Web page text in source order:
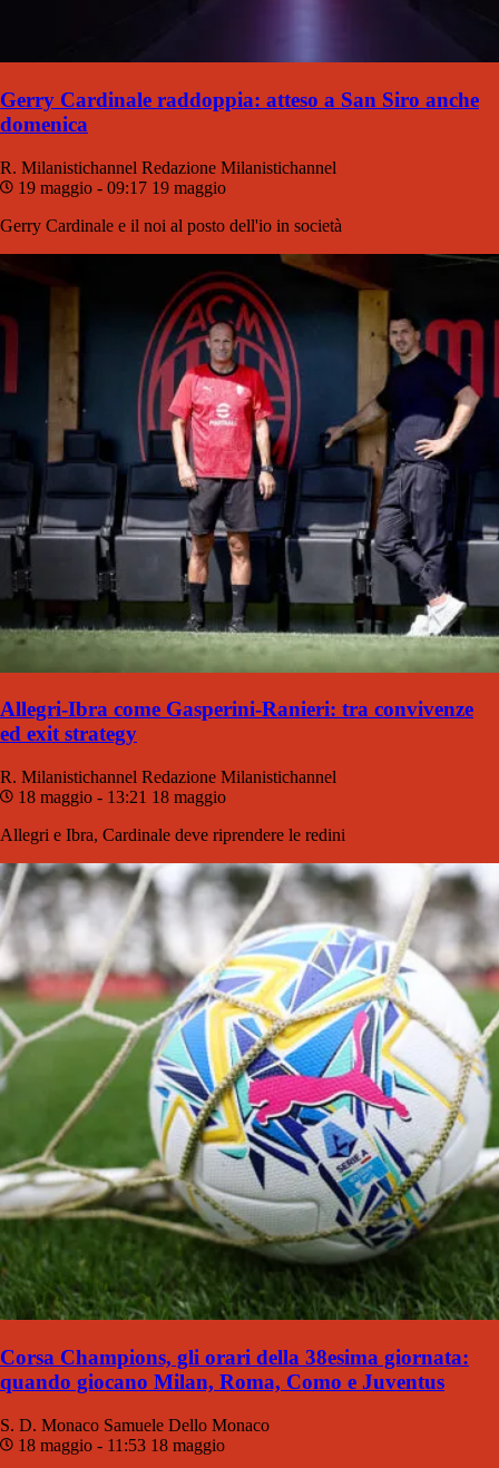
Gerry Cardinale raddoppia: atteso a San Siro anche
domenica
R. Milanistichannel Redazione Milanistichannel
19 maggio - 09:17 19 maggio
Gerry Cardinale e il noi al posto dell'io in società
Allegri-Ibra come Gasperini-Ranieri: tra convivenze
ed exit strategy
R. Milanistichannel Redazione Milanistichannel
18 maggio - 13:21 18 maggio
Allegri e Ibra, Cardinale deve riprendere le redini
Corsa Champions, gli orari della 38esima giornata:
quando giocano Milan, Roma, Como e Juventus
S. D. Monaco Samuele Dello Monaco
18 maggio - 11:53 18 maggio